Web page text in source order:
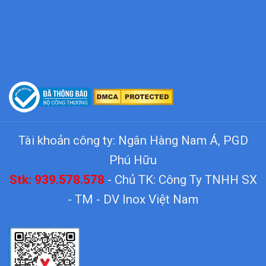
Tài khoản công ty: Ngân Hàng Nam Á, PGD
Phú Hữu
Stk: 939.578.578 - Chủ TK: Công Ty TNHH SX
- TM - DV Inox Việt Nam